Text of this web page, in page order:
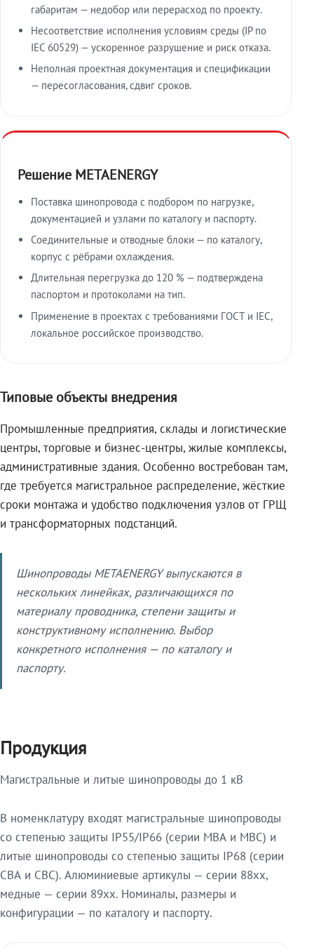
габаритам — недобор или перерасход по проекту.
Несоответствие исполнения условиям среды (IP по
IEC 60529) — ускоренное разрушение и риск отказа.
Неполная проектная документация и спецификации
— пересогласования, сдвиг сроков.
Решение METAENERGY
Поставка шинопровода с подбором по нагрузке,
документацией и узлами по каталогу и паспорту.
Соединительные и отводные блоки — по каталогу,
корпус с рёбрами охлаждения.
Длительная перегрузка до 120 % — подтверждена
паспортом и протоколами на тип.
Применение в проектах с требованиями ГОСТ и IEC,
локальное российское производство.
Типовые объекты внедрения
Промышленные предприятия, склады и логистические
центры, торговые и бизнес-центры, жилые комплексы,
административные здания. Особенно востребован там,
где требуется магистральное распределение, жёсткие
сроки монтажа и удобство подключения узлов от ГРЩ
и трансформаторных подстанций.
Шинопроводы METAENERGY выпускаются в
нескольких линейках, различающихся по
материалу проводника, степени защиты и
конструктивному исполнению. Выбор
конкретного исполнения — по каталогу и
паспорту.
Продукция
Магистральные и литые шинопроводы до 1 кВ
В номенклатуру входят магистральные шинопроводы
со степенью защиты IP55/IP66 (серии МВА и МВС) и
литые шинопроводы со степенью защиты IP68 (серии
СВА и СВС). Алюминиевые артикулы — серии 88xx,
медные — серии 89xx. Номиналы, размеры и
конфигурации — по каталогу и паспорту.